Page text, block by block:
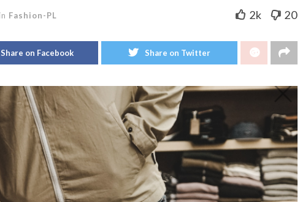
in Fashion-PL 2k 20
Share on Facebook Share on Twitter